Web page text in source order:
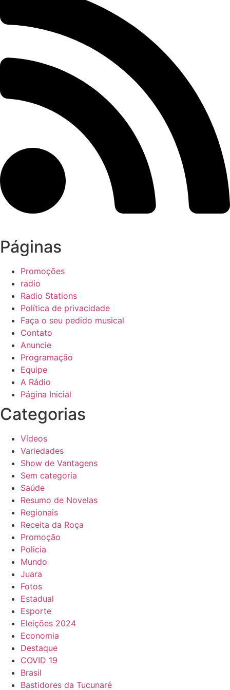
Páginas
Promoções
radio
Radio Stations
Política de privacidade
Faça o seu pedido musical
Contato
Anuncie
Programação
Equipe
A Rádio
Página Inicial
Categorias
Vídeos
Variedades
Show de Vantagens
Sem categoria
Saúde
Resumo de Novelas
Regionais
Receita da Roça
Promoção
Policia
Mundo
Juara
Fotos
Estadual
Esporte
Eleições 2024
Economia
Destaque
COVID 19
Brasil
Bastidores da Tucunaré